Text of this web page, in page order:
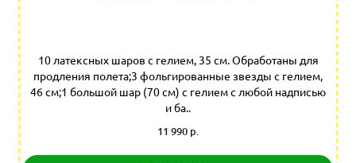
10 латексных шаров с гелием, 35 см. Обработаны для
продления полета;3 фольгированные звезды с гелием,
46 см;1 большой шар (70 см) с гелием с любой надписью
и ба..
11 990 р.